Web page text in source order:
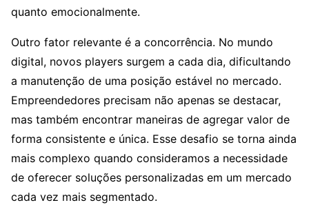
quanto emocionalmente.
Outro fator relevante é a concorrência. No mundo
digital, novos players surgem a cada dia, dificultando
a manutenção de uma posição estável no mercado.
Empreendedores precisam não apenas se destacar,
mas também encontrar maneiras de agregar valor de
forma consistente e única. Esse desafio se torna ainda
mais complexo quando consideramos a necessidade
de oferecer soluções personalizadas em um mercado
cada vez mais segmentado.